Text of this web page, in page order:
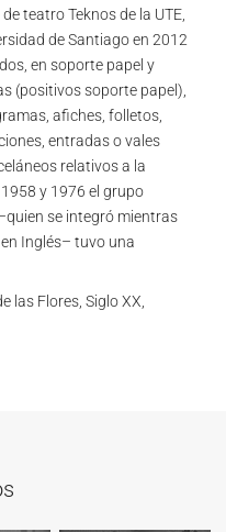
teatro Teknos de la UTE,
de Santiago en 2012
en soporte papel y
(positivos soporte papel),
afiches, folletos,
entradas o vales
relativos a la
y 1976 el grupo
se integró mientras
Inglés– tuvo una
las Flores, Siglo XX,